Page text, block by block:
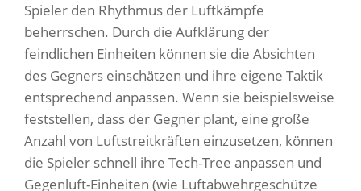
Spieler den Rhythmus der Luftkämpfe
beherrschen. Durch die Aufklärung der
feindlichen Einheiten können sie die Absichten
des Gegners einschätzen und ihre eigene Taktik
entsprechend anpassen. Wenn sie beispielsweise
feststellen, dass der Gegner plant, eine große
Anzahl von Luftstreitkräften einzusetzen, können
die Spieler schnell ihre Tech-Tree anpassen und
Gegenluft-Einheiten (wie Luftabwehrgeschütze